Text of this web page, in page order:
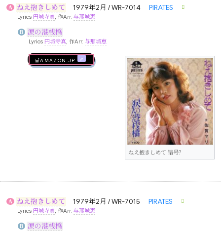
A ねえ抱きしめて 1979年2月 / WR-7014 PIRATES
Lyrics 円城寺真, 作Arr.与那城恵
B 涙の港桟橋
Lyrics 円城寺真, 作Arr. 与那城恵
ねえ抱きしめて 错号？
🛒AMAZON.jp
A ねえ抱きしめて 1979年2月 / WR-7015 PIRATES
Lyrics 円城寺真, 作Arr.与那城恵
B 涙の港桟橋